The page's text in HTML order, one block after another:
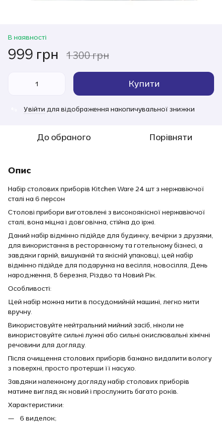
В наявності
999 грн 1 300 грн
Купити
Увійти для відображення накопичувальної знижки
До обраного Порівняти
Опис
Набір столових приборів Kitchen Ware 24 шт з нержавіючої
сталі на 6 персон
Столові прибори виготовлені з високоякісної нержавіючої
сталі, вона міцна і довговічна, стійка до іржі.
Даний набір відмінно підійде для будинку, вечірки з друзями,
для використання в ресторанному та готельному бізнесі, а
завдяки гарній, вишуканій та якісній упаковці, цей набір
відмінно підійде для подарунка на весілля, новосілля, День
народження, 8 березня, Різдво та Новий Рік.
Особливості:
Цей набір можна мити в посудомийній машині, легко мити
вручну.
Використовуйте нейтральний мийний засіб, ніколи не
використовуйте сильні лужні або сильні окислювальні хімічні
речовини для догляду.
Після очищення столових приборів бажано видалити вологу
з поверхні, просто протерши її насухо.
Завдяки належному догляду набір столових приборів
матиме вигляд як новий і прослужить багато років.
Характеристики:
6 виделок;